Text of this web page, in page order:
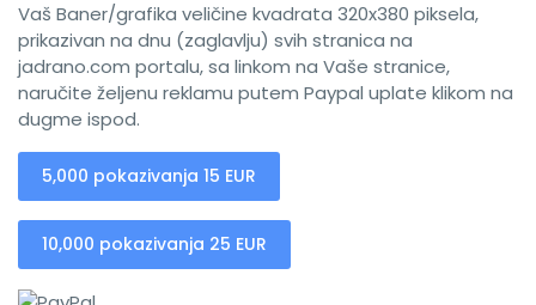
Vaš Baner/grafika veličine kvadrata 320x380 piksela,
prikazivan na dnu (zaglavlju) svih stranica na
jadrano.com portalu, sa linkom na Vaše stranice,
naručite željenu reklamu putem Paypal uplate klikom na
dugme ispod.
5,000 pokazivanja 15 EUR
10,000 pokazivanja 25 EUR